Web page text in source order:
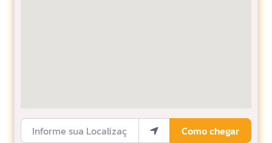
Informe sua Localização
Como chegar